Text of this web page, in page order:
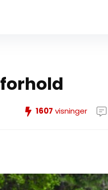
1607 visninger